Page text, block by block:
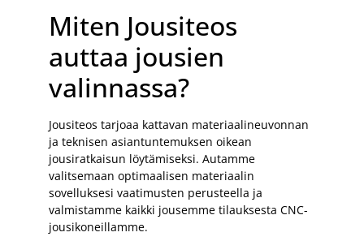
Miten Jousiteos
auttaa jousien
valinnassa?
Jousiteos tarjoaa kattavan materiaalineuvonnan
ja teknisen asiantuntemuksen oikean
jousiratkaisun löytämiseksi. Autamme
valitsemaan optimaalisen materiaalin
sovelluksesi vaatimusten perusteella ja
valmistamme kaikki jousemme tilauksesta CNC-
jousikoneillamme.